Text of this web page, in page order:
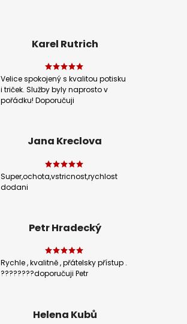
Karel Rutrich
Velice spokojený s kvalitou potisku
i triček. Služby byly naprosto v
pořádku! Doporučuji
Jana Kreclova
Super,ochota,vstricnost,rychlost
dodani
Petr Hradecký
Rychle , kvalitně , přátelsky přístup .
????????doporučuji Petr
Helena Kubů